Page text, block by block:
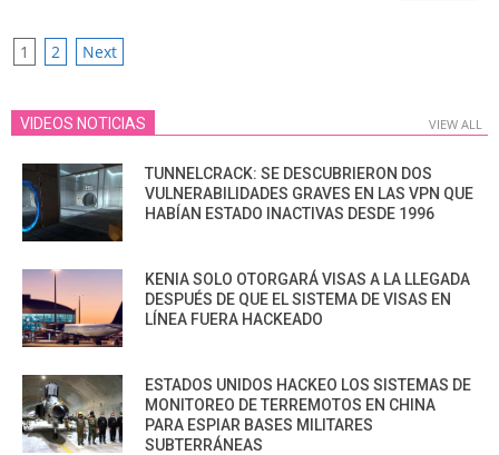
POSTS
1 2 Next
VIDEOS NOTICIAS VIEW ALL
TUNNELCRACK: SE DESCUBRIERON DOS
VULNERABILIDADES GRAVES EN LAS VPN QUE
HABÍAN ESTADO INACTIVAS DESDE 1996
KENIA SOLO OTORGARÁ VISAS A LA LLEGADA
DESPUÉS DE QUE EL SISTEMA DE VISAS EN
LÍNEA FUERA HACKEADO
ESTADOS UNIDOS HACKEO LOS SISTEMAS DE
MONITOREO DE TERREMOTOS EN CHINA
PARA ESPIAR BASES MILITARES
SUBTERRÁNEAS